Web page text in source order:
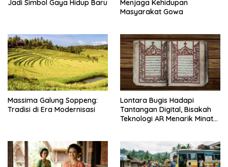
Jadi Simbol Gaya Hidup Baru
Menjaga Kehidupan
Masyarakat Gowa
Massima Galung Soppeng:
Tradisi di Era Modernisasi
Lontara Bugis Hadapi
Tantangan Digital, Bisakah
Teknologi AR Menarik Minat